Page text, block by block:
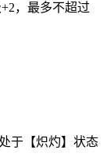
，最多不超过
于【炽灼】状态